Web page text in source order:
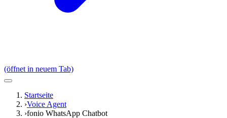
(öffnet in neuem Tab)
Startseite
›Voice Agent
›fonio WhatsApp Chatbot